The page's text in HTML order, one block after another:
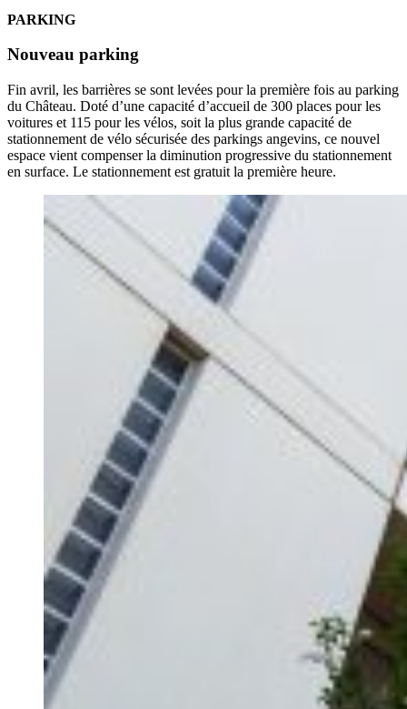
PARKING
Nouveau parking
Fin avril, les barrières se sont levées pour la première fois au parking
du Château. Doté d’une capacité d’accueil de 300 places pour les
voitures et 115 pour les vélos, soit la plus grande capacité de
stationnement de vélo sécurisée des parkings angevins, ce nouvel
espace vient compenser la diminution progressive du stationnement
en surface. Le stationnement est gratuit la première heure.